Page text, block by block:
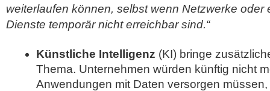
weiterlaufen können, selbst wenn Netzwerke oder
Dienste temporär nicht erreichbar sind.“
Künstliche Intelligenz (KI) bringe
Thema. Unternehmen würden künftig nicht
Anwendungen mit Daten versorgen